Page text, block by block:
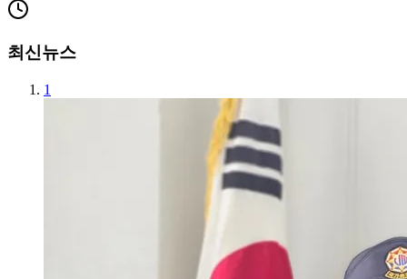
최신뉴스
1